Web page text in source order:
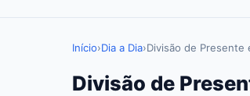
Início›Dia a Dia›Divisão de Presente
Divisão de